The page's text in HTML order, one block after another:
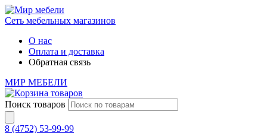
Сеть мебельных магазинов
О нас
Оплата и доставка
Обратная связь
МИР МЕБЕЛИ
Поиск товаров
8 (4752) 53-99-99